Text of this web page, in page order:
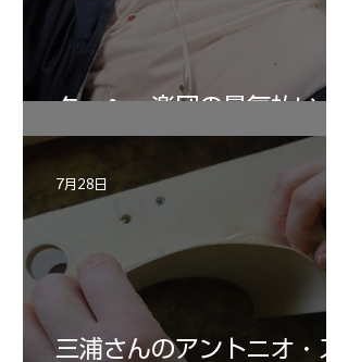
ターヘー楽団の暑気払い
三浦さんのアントニオ・ス
7月28日